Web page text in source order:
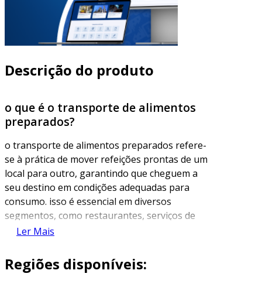
Descrição do produto
o que é o transporte de alimentos
preparados?
o transporte de alimentos preparados refere-
se à prática de mover refeições prontas de um
local para outro, garantindo que cheguem a
seu destino em condições adequadas para
consumo. isso é essencial em diversos
segmentos, como restaurantes, serviços de
catering e empresas de entrega de refeições. a
qualidade, segurança e temperatura adequada
dos alimentos durante todo o trajeto.
Ler Mais
Regiões disponíveis: